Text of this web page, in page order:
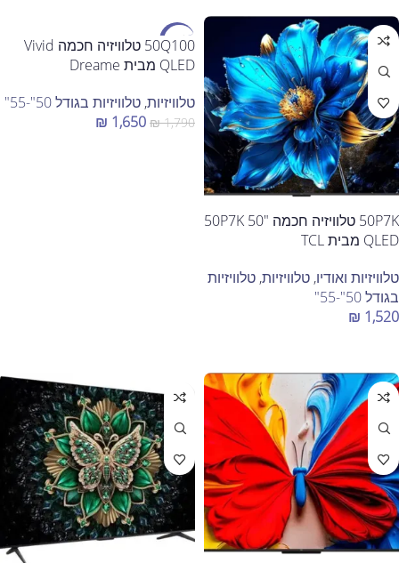
50P7K טלוויזיה חכמה "50 50P7K
QLED מבית TCL
טלוויזיות ואודיו, טלוויזיות, טלוויזיות
בגודל 50"-55"
₪ 1,520
מבצע
50Q100 טלוויזיה חכמה Vivid
QLED מבית Dreame
טלוויזיות, טלוויזיות בגודל 50"-55"
₪1,790
₪ 1,650